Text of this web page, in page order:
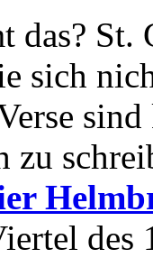
das? St.
sich
sind
zu
des